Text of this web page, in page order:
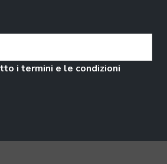
i termini e le condizioni